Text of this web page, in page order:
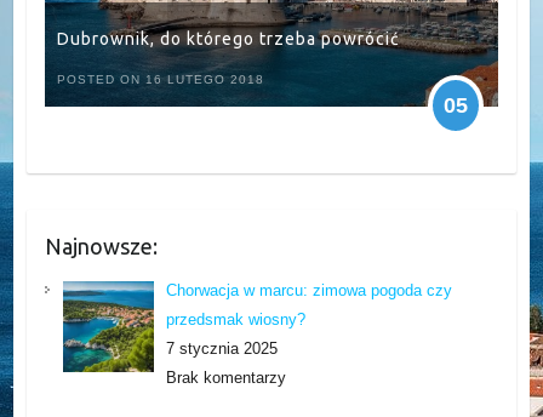
Dubrownik, do którego trzeba powrócić
POSTED ON 16 LUTEGO 2018
05
Najnowsze:
Chorwacja w marcu: zimowa pogoda czy
przedsmak wiosny?
7 stycznia 2025
Brak komentarzy